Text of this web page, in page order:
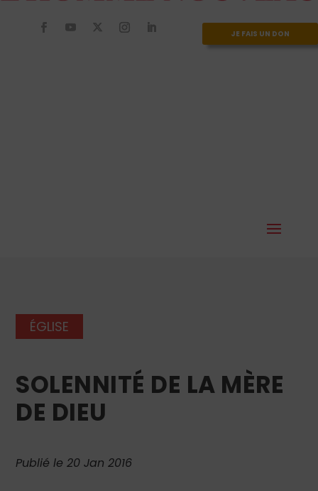
JE FAIS UN DON
ÉGLISE
SOLENNITÉ DE LA MÈRE
DE DIEU
Publié le 20 Jan 2016